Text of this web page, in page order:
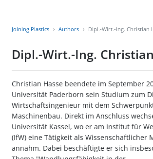
Joining Plastics Authors Dipl.-Wirt.-Ing. Christian
Dipl.-Wirt.-Ing.
Christian Hasse beendete im September
Universität Paderborn sein Studium zum
Wirtschaftsingenieur mit dem
Maschinenbau. Direkt im Anschluss
Universität Kassel, wo er am Institut für
(IfW) eine Tätigkeit als Wissenschaftlicher
annahm. Dabei beschäftigte er sich